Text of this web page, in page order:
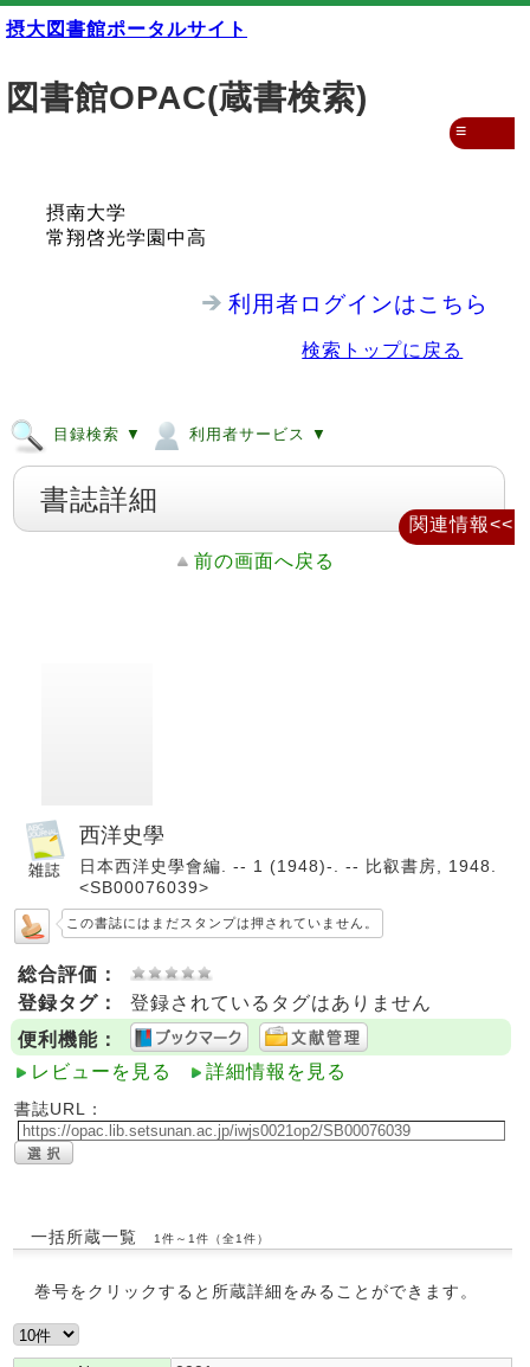
摂大図書館ポータルサイト
図書館OPAC(蔵書検索)
摂南大学
常翔啓光学園中高
利用者ログインはこちら
検索トップに戻る
目録検索 ▼ 利用者サービス ▼
≡
書誌詳細
前の画面へ戻る
西洋史學
日本西洋史學會編. -- 1 (1948)-. -- 比叡書房, 1948.
<SB00076039>
この書誌にはまだスタンプは押されていません。
総合評価：
登録タグ：
登録されているタグはありません
便利機能：
レビューを見る
詳細情報を見る
書誌URL：
一括所蔵一覧 1件～1件（全1件）
巻号をクリックすると所蔵詳細をみることができます。
関連情報<<